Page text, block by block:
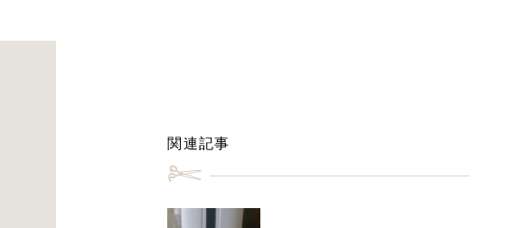
関連記事